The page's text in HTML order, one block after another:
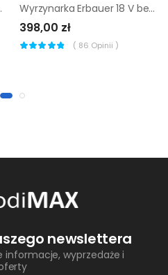
480 mm Wyrzynarka Erbauer 18 V bez akumulatora
398,00 zł
( 86 Opinii )
newslettera
informacje, wyprzedaże i